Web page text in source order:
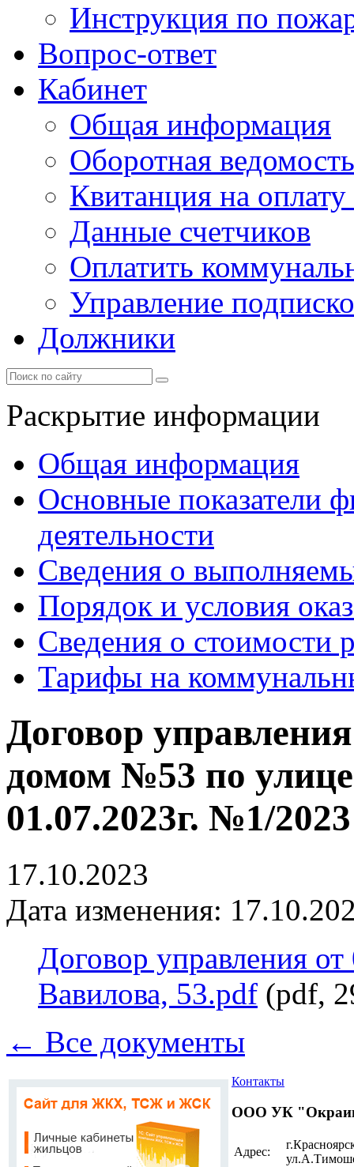
Инструкция по
Вопрос-ответ
Кабинет
Общая информация
Оборотная ведомость
Квитанция на
Данные счетчиков
Оплатить
Управление
Должники
Раскрытие информации
Общая информация
Основные показатели
деятельности
Сведения о
Порядок и условия
Сведения о стоимости
Тарифы на
Договор
домом №53 по
01.07.2023г. №1/2023
17.10.2023
Дата изменения:
Договор управления
Вавилова, 53.pdf (pdf,
← Все документы
Контакты
ООО УК
Адрес: